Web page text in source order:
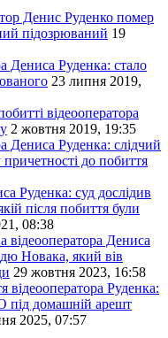
Денис Руденко помер
підозрюваний 19
Дениса Руденка: стало
23 липня 2019,
відеооператора
2 жовтня 2019, 19:35
Дениса Руденка: слідчий
до побиття
Руденка: суд дослідив
після побиття були
08:38
Дениса
Новака, який вів
29 жовтня 2023, 16:58
відеооператора Руденка:
під домашній арешт
2025, 07:57